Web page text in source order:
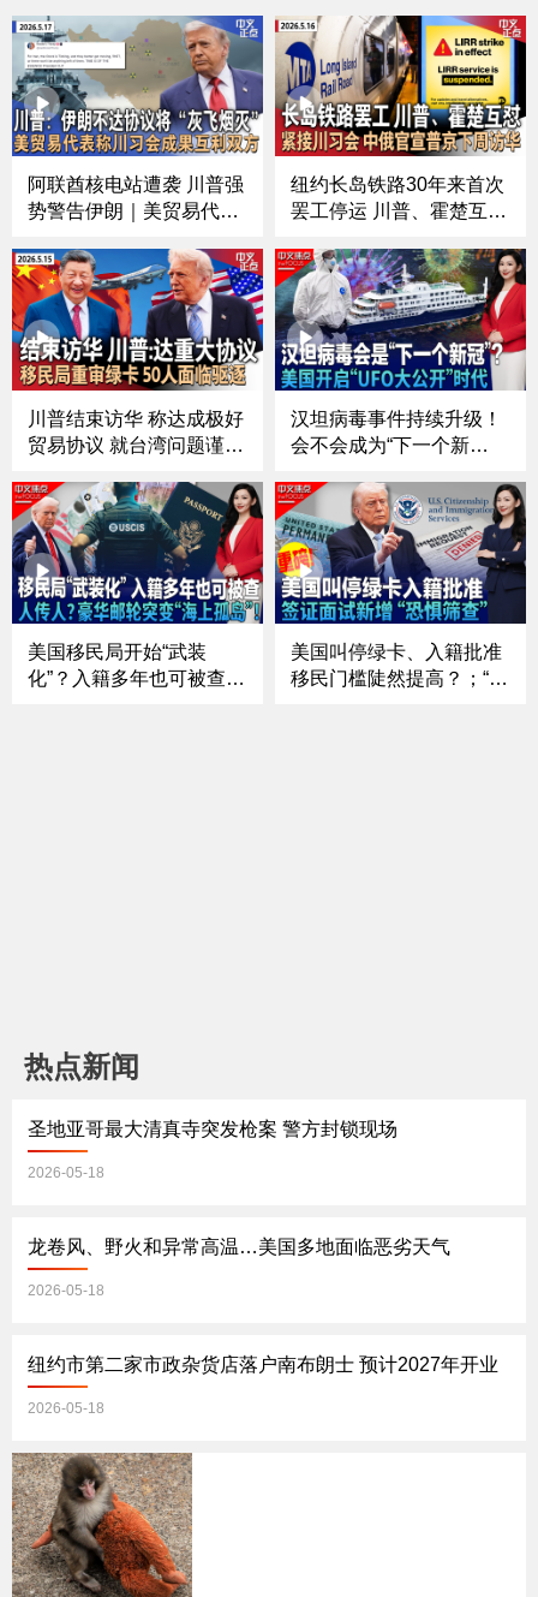
阿联酋核电站遭袭 川普强
势警告伊朗｜美贸易代
订单｜白宫10亿安保费告
吹？｜川普反对者连任参
议员梦碎｜千人DC祈祷
会｜奢侈+时尚新品引发
抢购潮《中文正点》26.5.
17
纽约长岛铁路30年来首次
罢工停运 川普、霍楚互相
二号人物｜部署326天 福
特号航母终于回港｜美中
同意对同等规模产品降低
关税｜普京将于下周访华
《中文正点》26.5.16
川普结束访华 称达成极好
贸易协议 就台湾问题谨慎
览中南海｜王毅：习近平
今秋将回访美国｜川普政
府重审绿卡 曝约50人面临
驱逐｜罢工在即！纽约长
岛铁路或停运《中文正
点》26.5.15
汉坦病毒事件持续升级！
会不会成为“下一个新
公开”时代？大量神秘画面
首次曝光；拉美局势突然
再升温！川普加码施压；
被曝考虑再启伊朗战事？
川普称停火“命悬一
线”《中文焦点》5/14
美国移民局开始“武装
化”？入籍多年也可被查；
美国叫停绿卡、入籍批准
移民门槛陡然提高？；“不
热点新闻
圣地亚哥最大清真寺突发枪案 警方封锁现场
2026-05-18
龙卷风、野火和异常高温…美国多地面临恶劣天气
2026-05-18
纽约市第二家市政杂货店落户南布朗士 预计2027年开业
2026-05-18